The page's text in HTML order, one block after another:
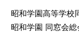
昭和学園高等学校
昭和学園 同